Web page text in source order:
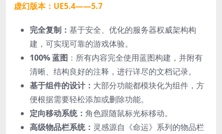
虚幻版本：UE5.4——5.7
完全复制： 基于安全、优化的服务器权威架构构
建，可实现可靠的游戏体验。
100% 蓝图 ： 所有内容完全使用蓝图构建，并附有
清晰、结构良好的注释，进行详尽的文档记录。
基于组件的设计： 大部分功能都模块化为组件，方
便根据需要轻松添加或删除功能。
定向移动系统： 角色跟随鼠标光标移动。
高级物品栏系统： 灵感源自《命运》系列的物品栏